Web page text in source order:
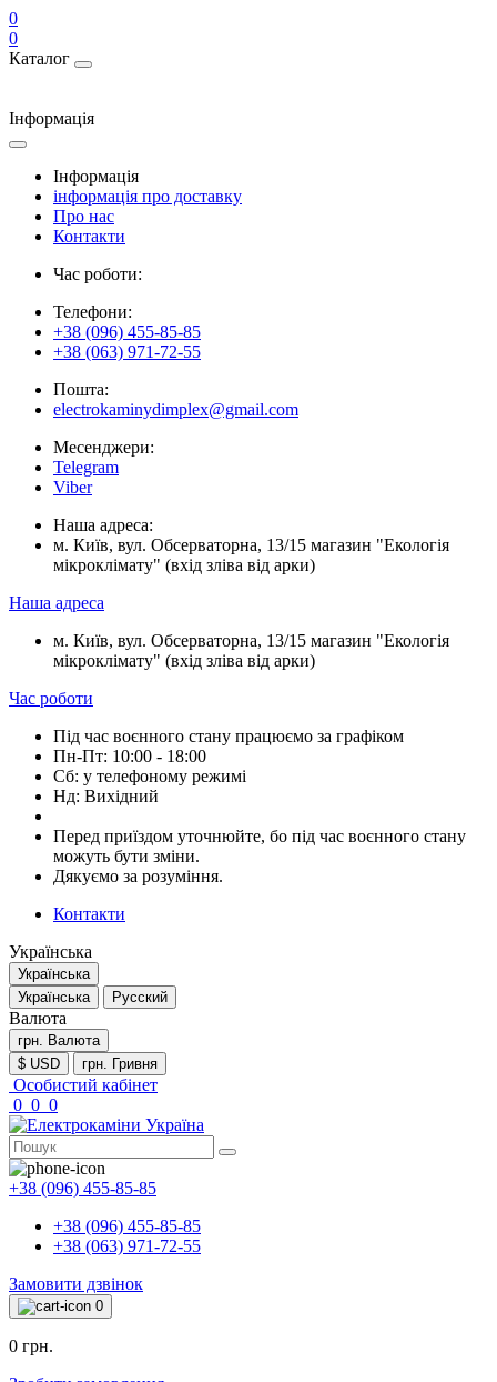
0
0
Каталог
Інформація
Інформація
інформація про доставку
Про нас
Контакти
Час роботи:
Телефони:
+38 (096) 455-85-85
+38 (063) 971-72-55
Пошта:
electrokaminydimplex@gmail.com
Месенджери:
Telegram
Viber
Наша адреса:
м. Київ, вул. Обсерваторна, 13/15 магазин "Екологія
мікроклімату" (вхід зліва від арки)
Наша адреса
м. Київ, вул. Обсерваторна, 13/15 магазин "Екологія
мікроклімату" (вхід зліва від арки)
Час роботи
Під час воєнного стану працюємо за графіком
Пн-Пт: 10:00 - 18:00
Сб: у телефоному режимі
Нд: Вихідний
Перед приїздом уточнюйте, бо під час воєнного стану
можуть бути зміни.
Дякуємо за розуміння.
Контакти
Українська
Українська
Українська
Русский
Валюта
грн. Валюта
$ USD
грн. Гривня
Особистий кабінет
0 0 0
+38 (096) 455-85-85
+38 (096) 455-85-85
+38 (063) 971-72-55
Замовити дзвінок
0
0 грн.